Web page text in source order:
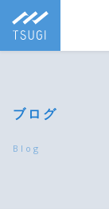
ブログ
Blog